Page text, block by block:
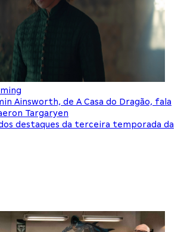
Ainsworth, de A Casa do Dragão, fala
Targaryen
destaques da terceira temporada da